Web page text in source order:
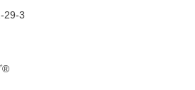
29-3
®︎